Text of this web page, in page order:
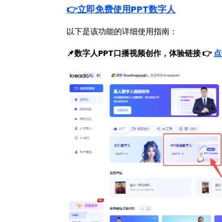
👉立即免费使用PPT数字人
以下是该功能的详细使用指南：
📌数字人PPT口播视频创作，体验链接 👉